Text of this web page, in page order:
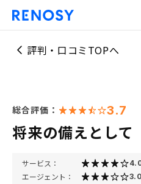
評判・口コミTOPへ
総合評価： 3.7
将来の備えとして
サービス：
エージェント： 3.0